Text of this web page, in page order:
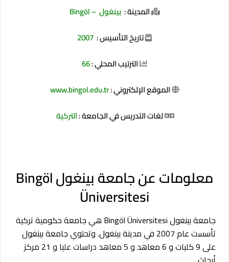
المدينة : بينغول – Bingöl
تاريخ التأسيس : 2007
الترتيب المحلي :66
الموقع الإلكتروني :www.bingol.edu.tr
لغات التدريس في الجامعة :التركية
معلومات عن جامعة بينغولBingöl
Üniversitesi
جامعة بينغول Bingöl Üniversitesi هي جامعة حكومية تركية
تأسست عام 2007 في مدينة بينغول. وتحتوي جامعة بينغول
على 9 كليات و 6 معاهد و 5 معاهد دراسات عليا و 21 مركز